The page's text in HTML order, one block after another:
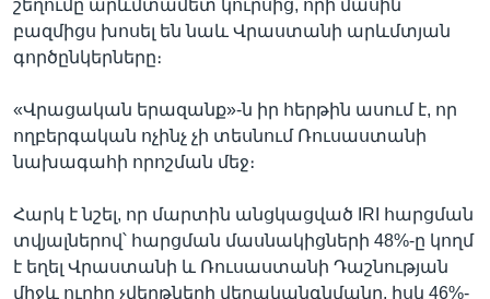
շեղումը արևմտամետ կուրսից, որի մասին
բազմիցս խոսել են նաև Վրաստանի արևմտյան
գործընկերները։
«Վրացական երազանք»-ն իր հերթին ասում է, որ
ողբերգական ոչինչ չի տեսնում Ռուսաստանի
նախագահի որոշման մեջ։
Հարկ է նշել, որ մարտին անցկացված IRI հարցման
տվյալներով՝ հարցման մասնակիցների 48%-ը կողմ
է եղել Վրաստանի և Ռուսաստանի Դաշնության
միջև ուղիղ չվերթների վերականգնմանը, իսկ 46%-